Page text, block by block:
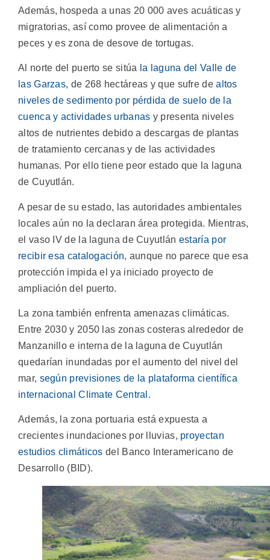
Además, hospeda a unas 20 000 aves acuáticas y
migratorias, así como provee de alimentación a
peces y es zona de desove de tortugas.
Al norte del puerto se sitúa la laguna del Valle de
las Garzas, de 268 hectáreas y que sufre dealtos
niveles de sedimento por pérdida de suelo de la
cuenca y actividades urbanas y presenta niveles
altos de nutrientes debido a descargas de plantas
de tratamiento cercanas y de las actividades
humanas. Por ello tiene peor estado que la laguna
de Cuyutlán.
A pesar de su estado, las autoridades ambientales
locales aún no la declaran área protegida. Mientras,
el vaso IV de la laguna de Cuyutlán estaría por
recibir esa catalogación, aunque no parece que esa
protección impida el ya iniciado proyecto de
ampliación del puerto.
La zona también enfrenta amenazas climáticas.
Entre 2030 y 2050 las zonas costeras alrededor de
Manzanillo e interna de la laguna de Cuyutlán
quedarían inundadas por el aumento del nivel del
mar, según previsiones de la plataforma científica
internacional Climate Central .
Además, la zona portuaria está expuesta a
crecientes inundaciones por lluvias, proyectan
estudios climáticos del Banco Interamericano de
Desarrollo (BID).